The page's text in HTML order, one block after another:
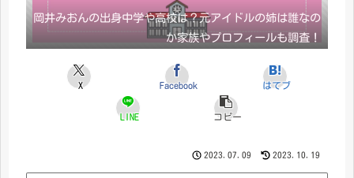
岡井みおんの出身中学や高校は？元アイドルの姉は誰なの
か家族やプロフィールも調査！
X Facebook はてブ
LINE コピー
2023.07.09 2023.10.19